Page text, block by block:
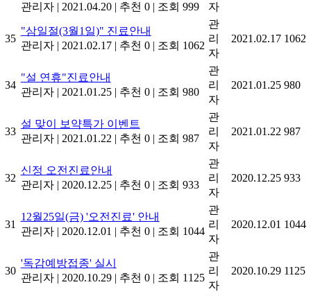
관리자 | 2021.04.20 | 추천 0 | 조회 999 자
35
"삼일절(3월1일)" 진료안내
관리자 | 2021.02.17 | 추천 0 | 조회 1062
관
리
자
2021.02.17 1062
34
"설 연휴"진료안내
관리자 | 2021.01.25 | 추천 0 | 조회 980
관
리
자
2021.01.25 980
33
설 맞이 보약특가 이벤트
관리자 | 2021.01.22 | 추천 0 | 조회 987
관
리
자
2021.01.22 987
32
신정 오전진료안내
관리자 | 2020.12.25 | 추천 0 | 조회 933
관
리
자
2020.12.25 933
31
12월25일(금) '오전진료' 안내
관리자 | 2020.12.01 | 추천 0 | 조회 1044
관
리
자
2020.12.01 1044
30
'독감예방접종' 실시
관리자 | 2020.10.29 | 추천 0 | 조회 1125
관
리
자
2020.10.29 1125